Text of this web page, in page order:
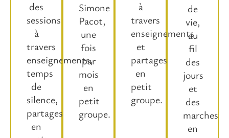
des
sessions
à
travers
enseignements,
temps
de
silence,
partages
en
Simone
Pacot,
une
fois
par
mois
en
petit
groupe.
à
travers
enseignements
et
partages
en
petit
groupe.
de
vie,
au
fil
des
jours
et
des
marches
en